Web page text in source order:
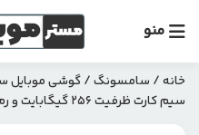
منو
خانه/ سامسونگ
سیم کارت ظرفیت 256 گیگابایت و رم 12 گیگابایت – (بدون رجیستر)